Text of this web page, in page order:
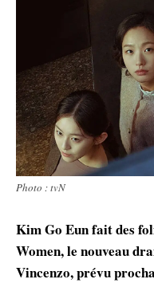
Photo : tvN
Kim Go Eun fait des
Women, le nouveau
Vincenzo, prévu